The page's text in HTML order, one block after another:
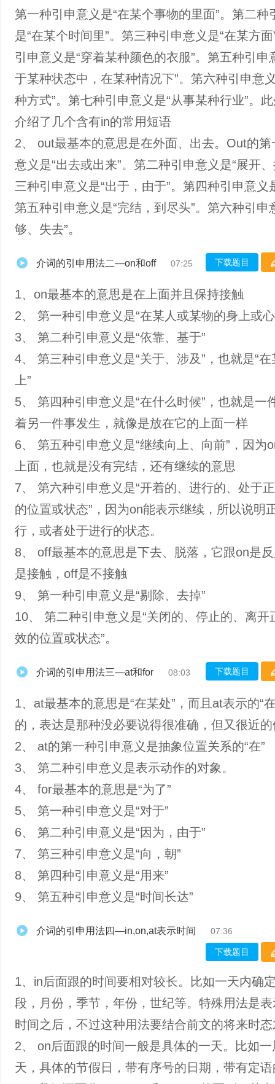
第一种引申意义是“在某个事物的里面”。第二种
是“在某个时间里”。第三种引申意义是“在某方
引申意义是“穿着某种颜色的衣服”。第五种引申
于某种状态中，在某种情况下”。第六种引申意
种方式”。第七种引申意义是“从事某种行业”。
介绍了几个含有in的常用短语
2、 out最基本的意思是在外面、出去。Out的第
意义是“出去或出来”。第二种引申意义是“展开
三种引申意义是“出于，由于”。第四种引申意义
第五种引申意义是“完结，到尽头”。第六种引申
够、失去”。
介词的引申用法二—on和off 07:25 下载题目
1、on最基本的意思是在上面并且保持接触
2、 第一种引申意义是“在某人或某物的身上或
3、 第二种引申意义是“依靠、基于”
4、 第三种引申意义是“关于、涉及”，也就是“
上”
5、 第四种引申意义是“在什么时候”，也就是一
着另一件事发生，就像是放在它的上面一样
6、 第五种引申意义是“继续向上、向前”，因为
上面，也就是没有完结，还有继续的意思
7、 第六种引申意义是“开着的、进行的、处于
的位置或状态”，因为on能表示继续，所以说明
行，或者处于进行的状态。
8、 off最基本的意思是下去、脱落，它跟on是
是接触，off是不接触
9、 第一种引申意义是“剔除、去掉”
10、 第二种引申意义是“关闭的、停止的、离开
效的位置或状态”。
介词的引申用法三—at和for 08:03 下载题目
1、at最基本的意思是“在某处”，而且at表示的“
的，表达是那种没必要说得很准确，但又很近
2、 at的第一种引申意义是抽象位置关系的“在”
3、 第二种引申意义是表示动作的对象。
4、 for最基本的意思是“为了”
5、 第一种引申意义是“对于”
6、 第二种引申意义是“因为，由于”
7、 第三种引申意义是“向，朝”
8、 第四种引申意义是“用来”
9、 第五种引申意义是“时间长达”
介词的引申用法四—in,on,at表示时间 07:36
下载题目
1、in后面跟的时间要相对较长。比如一天内确
段，月份，季节，年份，世纪等。特殊用法是
时间之后，不过这种用法要结合前文的将来时
2、 on后面跟的时间一般是具体的一天。比如
天，具体的节假日，带有序号的日期，带有定